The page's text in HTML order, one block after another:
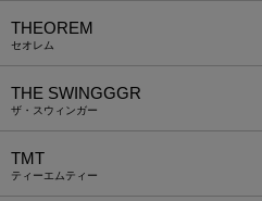
THEOREM
セオレム
THE SWINGGGR
ザ・スウィンガー
TMT
ティーエムティー